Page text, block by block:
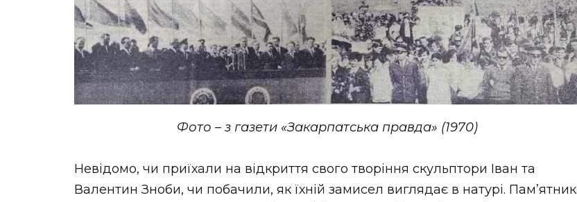
Фото – з газети «Закарпатська правда» (1970)
Невідомо, чи приїхали на відкриття свого творіння скульптори Іван та
Валентин Зноби, чи побачили, як їхній замисел виглядає в натурі. Пам’ятник